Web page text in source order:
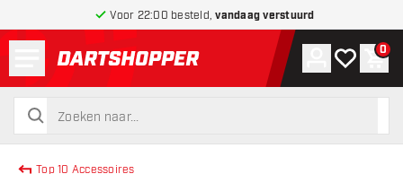
Voor 22:00 besteld,vandaag verstuurd
terug naar home pagina
zoeken
zoeken
Account
Mijn 0
Top 10 Accessoires